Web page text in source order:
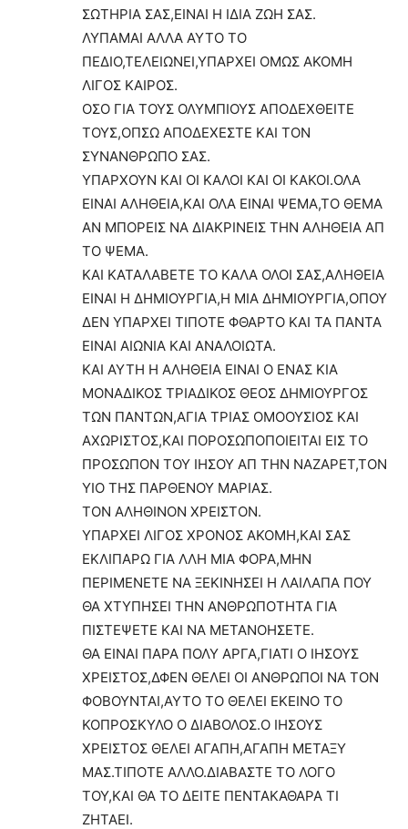
ΣΩΤΗΡΙΑ ΣΑΣ,ΕΙΝΑΙ Η ΙΔΙΑ ΖΩΗ ΣΑΣ.
ΛΥΠΑΜΑΙ ΑΛΛΑ ΑΥΤΟ ΤΟ
ΠΕΔΙΟ,ΤΕΛΕΙΩΝΕΙ,ΥΠΑΡΧΕΙ ΟΜΩΣ ΑΚΟΜΗ
ΛΙΓΟΣ ΚΑΙΡΟΣ.
ΟΣΟ ΓΙΑ ΤΟΥΣ ΟΛΥΜΠΙΟΥΣ ΑΠΟΔΕΧΘΕΙΤΕ
ΤΟΥΣ,ΟΠΣΩ ΑΠΟΔΕΧΕΣΤΕ ΚΑΙ ΤΟΝ
ΣΥΝΑΝΘΡΩΠΟ ΣΑΣ.
ΥΠΑΡΧΟΥΝ ΚΑΙ ΟΙ ΚΑΛΟΙ ΚΑΙ ΟΙ ΚΑΚΟΙ.ΟΛΑ
ΕΙΝΑΙ ΑΛΗΘΕΙΑ,ΚΑΙ ΟΛΑ ΕΙΝΑΙ ΨΕΜΑ,ΤΟ ΘΕΜΑ
ΑΝ ΜΠΟΡΕΙΣ ΝΑ ΔΙΑΚΡΙΝΕΙΣ ΤΗΝ ΑΛΗΘΕΙΑ ΑΠ
ΤΟ ΨΕΜΑ.
ΚΑΙ ΚΑΤΑΛΑΒΕΤΕ ΤΟ ΚΑΛΑ ΟΛΟΙ ΣΑΣ,ΑΛΗΘΕΙΑ
ΕΙΝΑΙ Η ΔΗΜΙΟΥΡΓΙΑ,Η ΜΙΑ ΔΗΜΙΟΥΡΓΙΑ,ΟΠΟΥ
ΔΕΝ ΥΠΑΡΧΕΙ ΤΙΠΟΤΕ ΦΘΑΡΤΟ ΚΑΙ ΤΑ ΠΑΝΤΑ
ΕΙΝΑΙ ΑΙΩΝΙΑ ΚΑΙ ΑΝΑΛΟΙΩΤΑ.
ΚΑΙ ΑΥΤΗ Η ΑΛΗΘΕΙΑ ΕΙΝΑΙ Ο ΕΝΑΣ ΚΙΑ
ΜΟΝΑΔΙΚΟΣ ΤΡΙΑΔΙΚΟΣ ΘΕΟΣ ΔΗΜΙΟΥΡΓΟΣ
ΤΩΝ ΠΑΝΤΩΝ,ΑΓΙΑ ΤΡΙΑΣ ΟΜΟΟΥΣΙΟΣ ΚΑΙ
ΑΧΩΡΙΣΤΟΣ,ΚΑΙ ΠΟΡΟΣΩΠΟΠΟΙΕΙΤΑΙ ΕΙΣ ΤΟ
ΠΡΟΣΩΠΟΝ ΤΟΥ ΙΗΣΟΥ ΑΠ ΤΗΝ ΝΑΖΑΡΕΤ,ΤΟΝ
ΥΙΟ ΤΗΣ ΠΑΡΘΕΝΟΥ ΜΑΡΙΑΣ.
ΤΟΝ ΑΛΗΘΙΝΟΝ ΧΡΕΙΣΤΟΝ.
ΥΠΑΡΧΕΙ ΛΙΓΟΣ ΧΡΟΝΟΣ ΑΚΟΜΗ,ΚΑΙ ΣΑΣ
ΕΚΛΙΠΑΡΩ ΓΙΑ ΛΛΗ ΜΙΑ ΦΟΡΑ,ΜΗΝ
ΠΕΡΙΜΕΝΕΤΕ ΝΑ ΞΕΚΙΝΗΣΕΙ Η ΛΑΙΛΑΠΑ ΠΟΥ
ΘΑ ΧΤΥΠΗΣΕΙ ΤΗΝ ΑΝΘΡΩΠΟΤΗΤΑ ΓΙΑ
ΠΙΣΤΕΨΕΤΕ ΚΑΙ ΝΑ ΜΕΤΑΝΟΗΣΕΤΕ.
ΘΑ ΕΙΝΑΙ ΠΑΡΑ ΠΟΛΥ ΑΡΓΑ,ΓΙΑΤΙ Ο ΙΗΣΟΥΣ
ΧΡΕΙΣΤΟΣ,ΔΦΕΝ ΘΕΛΕΙ ΟΙ ΑΝΘΡΩΠΟΙ ΝΑ ΤΟΝ
ΦΟΒΟΥΝΤΑΙ,ΑΥΤΟ ΤΟ ΘΕΛΕΙ ΕΚΕΙΝΟ ΤΟ
ΚΟΠΡΟΣΚΥΛΟ Ο ΔΙΑΒΟΛΟΣ.Ο ΙΗΣΟΥΣ
ΧΡΕΙΣΤΟΣ ΘΕΛΕΙ ΑΓΑΠΗ,ΑΓΑΠΗ ΜΕΤΑΞΥ
ΜΑΣ.ΤΙΠΟΤΕ ΑΛΛΟ.ΔΙΑΒΑΣΤΕ ΤΟ ΛΟΓΟ
ΤΟΥ,ΚΑΙ ΘΑ ΤΟ ΔΕΙΤΕ ΠΕΝΤΑΚΑΘΑΡΑ ΤΙ
ΖΗΤΑΕΙ.